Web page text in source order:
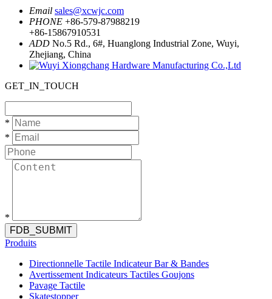
Email sales@xcwjc.com
PHONE +86-579-87988219
+86-15867910531
ADD No.5 Rd., 6#, Huanglong Industrial Zone, Wuyi,
Zhejiang, China
GET_IN_TOUCH
*
*
*
FDB_SUBMIT
Produits
Directionnelle Tactile Indicateur Bar & Bandes
Avertissement Indicateurs Tactiles Goujons
Pavage Tactile
Skatestopper